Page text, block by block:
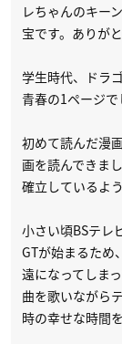
レちゃんのキー
宝です。ありが
学生時代、ドラ
青春の1ページで
初めて読んだ漫
画を読んできま
確立しているよ
小さい頃BSテレ
GTが始まるため
遠になってしま
曲を歌いながら
時の幸せな時間